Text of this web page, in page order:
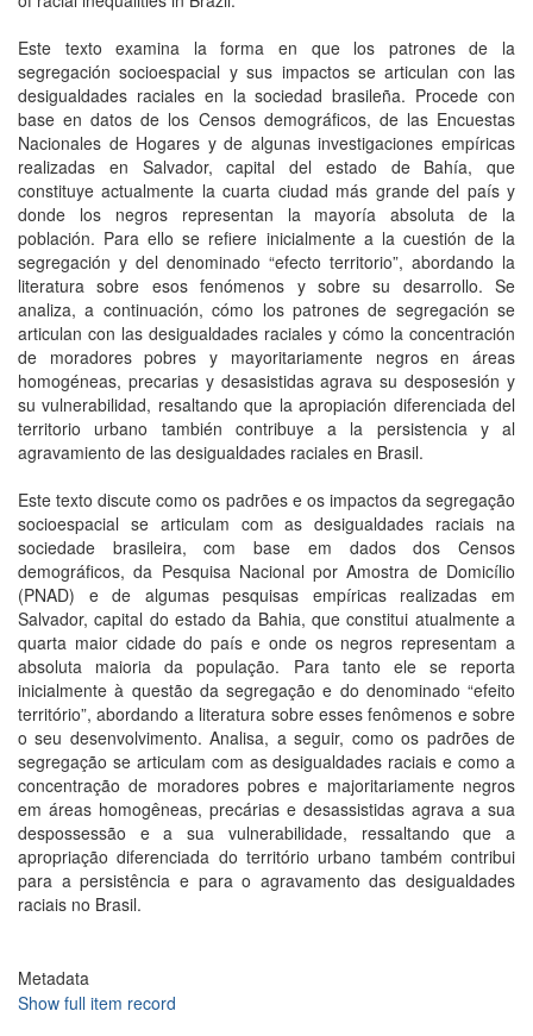
Este texto examina la forma en que los patrones de la
segregación socioespacial y sus impactos se articulan con las
desigualdades raciales en la sociedad brasileña. Procede con
base en datos de los Censos demográficos, de las Encuestas
Nacionales de Hogares y de algunas investigaciones empíricas
realizadas en Salvador, capital del estado de Bahía, que
constituye actualmente la cuarta ciudad más grande del país y
donde los negros representan la mayoría absoluta de la
población. Para ello se refiere inicialmente a la cuestión de la
segregación y del denominado “efecto territorio”, abordando la
literatura sobre esos fenómenos y sobre su desarrollo. Se
analiza, a continuación, cómo los patrones de segregación se
articulan con las desigualdades raciales y cómo la concentración
de moradores pobres y mayoritariamente negros en áreas
homogéneas, precarias y desasistidas agrava su desposesión y
su vulnerabilidad, resaltando que la apropiación diferenciada del
territorio urbano también contribuye a la persistencia y al
agravamiento de las desigualdades raciales en Brasil.
Este texto discute como os padrões e os impactos da segregação
socioespacial se articulam com as desigualdades raciais na
sociedade brasileira, com base em dados dos Censos
demográficos, da Pesquisa Nacional por Amostra de Domicílio
(PNAD) e de algumas pesquisas empíricas realizadas em
Salvador, capital do estado da Bahia, que constitui atualmente a
quarta maior cidade do país e onde os negros representam a
absoluta maioria da população. Para tanto ele se reporta
inicialmente à questão da segregação e do denominado “efeito
território”, abordando a literatura sobre esses fenômenos e sobre
o seu desenvolvimento. Analisa, a seguir, como os padrões de
segregação se articulam com as desigualdades raciais e como a
concentração de moradores pobres e majoritariamente negros
em áreas homogêneas, precárias e desassistidas agrava a sua
despossessão e a sua vulnerabilidade, ressaltando que a
apropriação diferenciada do território urbano também contribui
para a persistência e para o agravamento das desigualdades
raciais no Brasil.
Metadata
Show full item record